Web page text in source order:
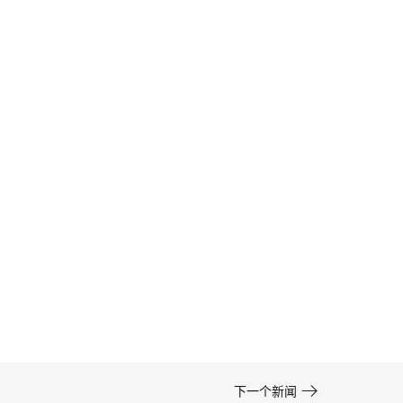
下一个新闻 